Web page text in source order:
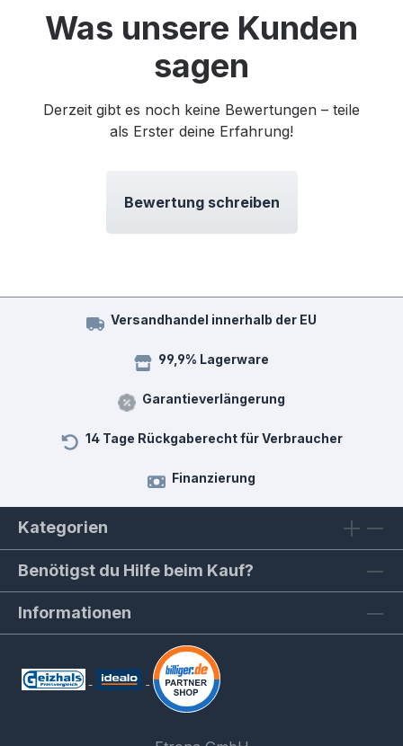
Was unsere Kunden
sagen
Derzeit gibt es noch keine Bewertungen – teile
als Erster deine Erfahrung!
Bewertung schreiben
Versandhandel innerhalb der EU
99,9% Lagerware
Garantieverlängerung
14 Tage Rückgaberecht für Verbraucher
Finanzierung
Kategorien
Benötigst du Hilfe beim Kauf?
Informationen